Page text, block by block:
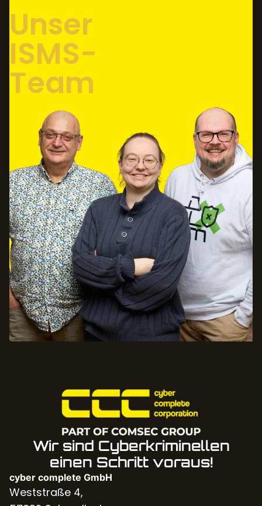
Unser
ISMS-
Team
Wir sind Cyberkriminellen
einen Schritt voraus!
cyber complete GmbH
Weststraße 4,